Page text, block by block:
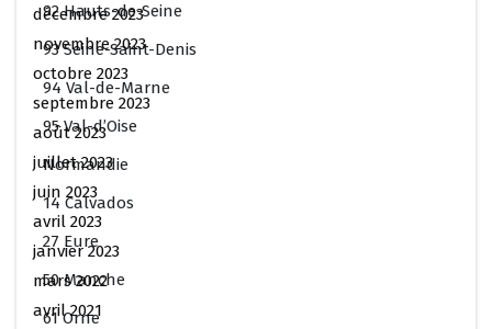
92 Hauts-de-Seine
93 Seine-Saint-Denis
94 Val-de-Marne
95 Val-d’Oise
Normandie
14 Calvados
27 Eure
50 Manche
61 Orne
décembre 2023
novembre 2023
octobre 2023
septembre 2023
août 2023
juillet 2023
juin 2023
avril 2023
janvier 2023
mars 2022
avril 2021